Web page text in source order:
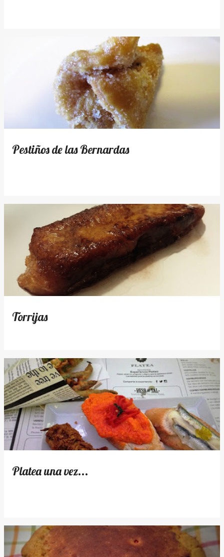
Pestiños de las Bernardas
Torrijas
Platea una vez...